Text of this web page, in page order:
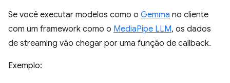
Se você executar modelos como o Gemma no cliente
com um framework como o MediaPipe LLM, os dados
de streaming vão chegar por uma função de callback.
Exemplo: